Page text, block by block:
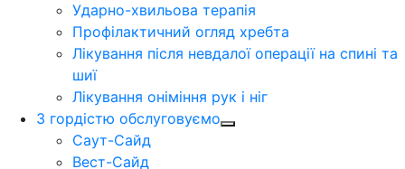
Ударно-хвильова терапія
Профілактичний огляд хребта
Лікування після невдалої операції на спині та
шиї
Лікування оніміння рук і ніг
З гордістю обслуговуємо
Саут-Сайд
Вест-Сайд